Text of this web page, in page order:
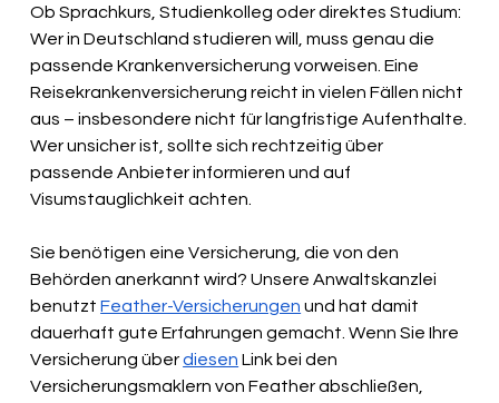
Ob Sprachkurs, Studienkolleg oder direktes Studium:
Wer in Deutschland studieren will, muss genau die
passende Krankenversicherung vorweisen. Eine
Reisekrankenversicherung reicht in vielen Fällen nicht
aus – insbesondere nicht für langfristige Aufenthalte.
Wer unsicher ist, sollte sich rechtzeitig über
passende Anbieter informieren und auf
Visumstauglichkeit achten.
Sie benötigen eine Versicherung, die von den
Behörden anerkannt wird? Unsere Anwaltskanzlei
benutzt Feather-Versicherungen und hat damit
dauerhaft gute Erfahrungen gemacht. Wenn Sie Ihre
Versicherung über diesen Link bei den
Versicherungsmaklern von Feather abschließen,